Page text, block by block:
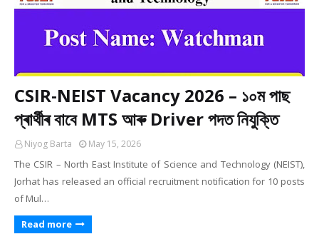
CSIR-NEIST Vacancy 2026 – ১০ম পাছ
প্ৰাৰ্থীৰ বাবে MTS আৰু Driver পদত নিযুক্তি
Niyog Barta May 15, 2026
The CSIR – North East Institute of Science and Technology (NEIST),
Jorhat has released an official recruitment notification for 10 posts
of Mul…
Read more